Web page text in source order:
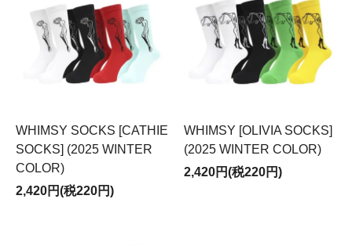
WHIMSY SOCKS [CATHIE
SOCKS] (2025 WINTER
COLOR)
2,420円(税220円)
WHIMSY [OLIVIA SOCKS]
(2025 WINTER COLOR)
2,420円(税220円)